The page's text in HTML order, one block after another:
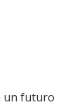
un futuro